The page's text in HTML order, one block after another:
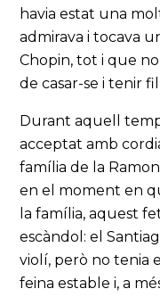
havia estat una
admirava i tocava
Chopin, tot i que no
de casar-se i tenir
Durant aquell
acceptat amb
família de la
en el moment en
la família, aquest
escàndol: el
violí, però no tenia
feina estable i, a